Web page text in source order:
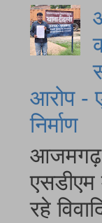
आरोप -
निर्माण
आजमगढ़
एसडीएम
रहे